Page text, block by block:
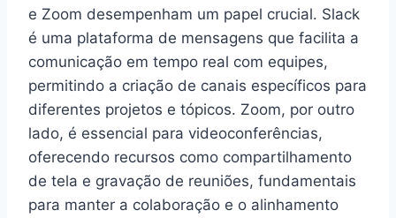
e Zoom desempenham um papel crucial. Slack
é uma plataforma de mensagens que facilita a
comunicação em tempo real com equipes,
permitindo a criação de canais específicos para
diferentes projetos e tópicos. Zoom, por outro
lado, é essencial para videoconferências,
oferecendo recursos como compartilhamento
de tela e gravação de reuniões, fundamentais
para manter a colaboração e o alinhamento